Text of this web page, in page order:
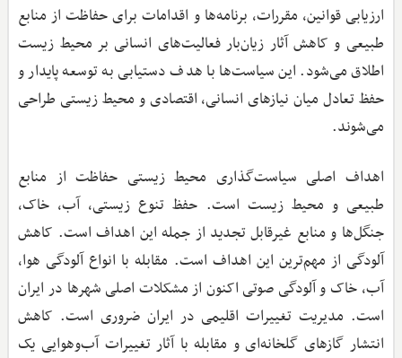
ارزیابی قوانین، مقررات، برنامه‌ها و اقدامات برای حفاظت از منابع
طبیعی و کاهش آثار زیان‌بار فعالیت‌های انسانی بر محیط ‌زیست
اطلاق می‌شود. این سیاست‌ها با هدف دستیابی به توسعه پایدار و
حفظ تعادل میان نیازهای انسانی، اقتصادی و محیط ‌زیستی طراحی
می‌شوند.
اهداف اصلی سیاست‌گذاری محیط ‌زیستی حفاظت از منابع
طبیعی و محیط زیست است. حفظ تنوع زیستی، آب، خاک،
جنگل‌ها و منابع غیرقابل ‌تجدید از جمله این اهداف است. کاهش
آلودگی از مهم‌ترین این اهداف است. مقابله با انواع آلودگی هوا،
آب، خاک و آلودگی صوتی اکنون از مشکلات اصلی شهرها در ایران
است. مدیریت تغییرات اقلیمی در ایران ضروری است. کاهش
انتشار گازهای گلخانه‌ای و مقابله با آثار تغییرات آب‌وهوایی یک